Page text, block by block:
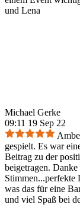
und Lena
Michael Gerke
09:11 19 Sep 22
gespielt. Es war
Beitrag zu der
beigetragen.
Stimmen...perfekte
was das für eine
und viel Spaß bei